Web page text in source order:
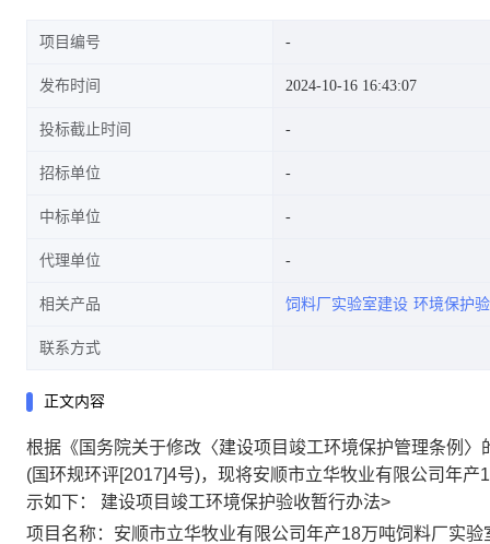
项目编号
发布时间 2024-10-16 16:43:07
投标截止时间
招标单位
中标单位
代理单位
相关产品 饲料厂实验室建设 环境保护
联系方式
正文内容
根据《国务院关于修改〈建设项目竣工环境保护管理条例
(国环规环评[2017]4号)，现将安顺市立华牧业有限公司年
示如下： 建设项目竣工环境保护验收暂行办法>
项目名称：安顺市立华牧业有限公司年产18万吨饲料厂实验